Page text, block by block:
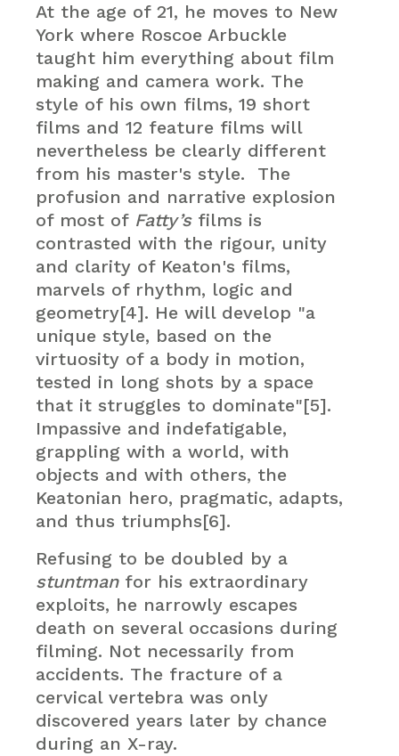
At the age of 21, he moves to New
York where Roscoe Arbuckle
taught him everything about film
making and camera work. The
style of his own films, 19 short
films and 12 feature films will
nevertheless be clearly different
from his master's style. The
profusion and narrative explosion
of most of Fatty’sfilms is
contrasted with the rigour, unity
and clarity of Keaton's films,
marvels of rhythm, logic and
geometry[4]. He will develop "a
unique style, based on the
virtuosity of a body in motion,
tested in long shots by a space
that it struggles to dominate"[5].
Impassive and indefatigable,
grappling with a world, with
objects and with others, the
Keatonian hero, pragmatic, adapts,
and thus triumphs[6].
Refusing to be doubled by a
stuntmanfor his extraordinary
exploits, he narrowly escapes
death on several occasions during
filming. Not necessarily from
accidents. The fracture of a
cervical vertebra was only
discovered years later by chance
during an X-ray.